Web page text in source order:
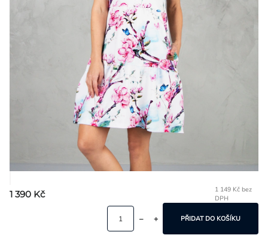
1 390 Kč
1 149 Kč bez
DPH
PŘIDAT DO KOŠÍKU